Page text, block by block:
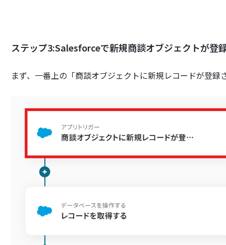
ステップ3:Salesforceで新規商談オブジェクトが登
まず、一番上の「商談オブジェクトに新規レコードが登